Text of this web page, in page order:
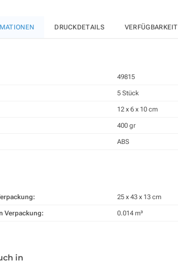
DRUCKDETAILS VERFÜGBARKEIT
49815
5 Stück
12 x 6 x 10 cm
400 gr
ABS
25 x 43 x 13 cm
Verpackung: 0.014 m³
in